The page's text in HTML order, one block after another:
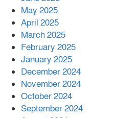
এক বিলিয়ন
হবে
বান্দরবানে
মাঝে সহায়তা
জেরী
May 2025
April 2025
March 2025
February 2025
January 2025
December 2024
November 2024
October 2024
September 2024